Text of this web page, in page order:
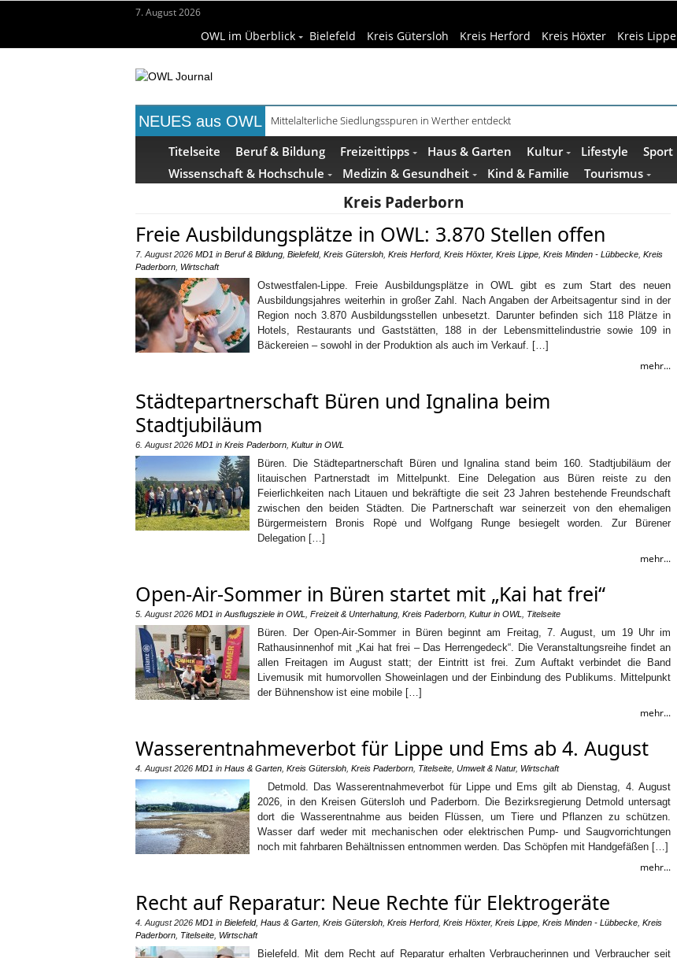
7. August 2026
OWL im Überblick Bielefeld Kreis Gütersloh Kreis Herford Kreis Höxter Kreis Lippe
NEUES aus OWL Mittelalterliche Siedlungsspuren in Werther entdeckt
Mühlenquilter auf dem Museumshof zeigen ihre Quilts
Titelseite Beruf & Bildung Freizeittipps Haus & Garten Kultur Lifestyle Sport
Wissenschaft & Hochschule
Medizin & Gesundheit Kind & Familie Tourismus
Kreis Paderborn
Freie Ausbildungsplätze in OWL: 3.870 Stellen offen
7. August 2026 MD1 in Beruf & Bildung Bielefeld, Kreis Gütersloh Kreis Herford, Kreis Höxter, Kreis Lippe Kreis Minden - Lübbecke Kreis
Paderborn Wirtschaft
Ostwestfalen-Lippe. Freie Ausbildungsplätze in OWL gibt es zum Start des neuen
Ausbildungsjahres weiterhin in großer Zahl. Nach Angaben der Arbeitsagentur sind in der
Region noch 3.870 Ausbildungsstellen unbesetzt. Darunter befinden sich 118 Plätze in
Hotels, Restaurants und Gaststätten, 188 in der Lebensmittelindustrie sowie 109 in
Bäckereien – sowohl in der Produktion als auch im Verkauf. […]
mehr...
Städtepartnerschaft Büren und Ignalina beim
Stadtjubiläum
6. August 2026 MD1 in Kreis Paderborn Kultur in OWL
Büren. Die Städtepartnerschaft Büren und Ignalina stand beim 160. Stadtjubiläum der
litauischen Partnerstadt im Mittelpunkt. Eine Delegation aus Büren reiste zu den
Feierlichkeiten nach Litauen und bekräftigte die seit 23 Jahren bestehende Freundschaft
zwischen den beiden Städten. Die Partnerschaft war seinerzeit von den ehemaligen
Bürgermeistern Bronis Ropė und Wolfgang Runge besiegelt worden. Zur Bürener
Delegation […]
mehr...
Open-Air-Sommer in Büren startet mit „Kai hat frei“
5. August 2026 MD1 in Ausflugsziele in OWL Freizeit & Unterhaltung Kreis Paderborn Kultur in OWL Titelseite
Büren. Der Open-Air-Sommer in Büren beginnt am Freitag, 7. August, um 19 Uhr im
Rathausinnenhof mit „Kai hat frei – Das Herrengedeck“. Die Veranstaltungsreihe findet an
allen Freitagen im August statt; der Eintritt ist frei. Zum Auftakt verbindet die Band
Livemusik mit humorvollen Showeinlagen und der Einbindung des Publikums. Mittelpunkt
der Bühnenshow ist eine mobile […]
mehr...
Wasserentnahmeverbot für Lippe und Ems ab 4. August
4. August 2026 MD1 in Haus & Garten Kreis Gütersloh Kreis Paderborn Titelseite Umwelt & Natur, Wirtschaft
Detmold. Das Wasserentnahmeverbot für Lippe und Ems gilt ab Dienstag, 4. August
2026, in den Kreisen Gütersloh und Paderborn. Die Bezirksregierung Detmold untersagt
dort die Wasserentnahme aus beiden Flüssen, um Tiere und Pflanzen zu schützen.
Wasser darf weder mit mechanischen oder elektrischen Pump- und Saugvorrichtungen
noch mit fahrbaren Behältnissen entnommen werden. Das Schöpfen mit Handgefäßen […]
mehr...
Recht auf Reparatur: Neue Rechte für Elektrogeräte
4. August 2026 MD1 in Bielefeld, Haus & Garten Kreis Gütersloh Kreis Herford, Kreis Höxter, Kreis Lippe Kreis Minden - Lübbecke Kreis
Paderborn Titelseite Wirtschaft
Bielefeld. Mit dem Recht auf Reparatur erhalten Verbraucherinnen und Verbraucher seit